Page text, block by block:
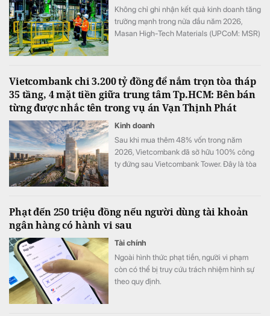
Không chỉ ghi nhận kết quả kinh doanh tăng
trưởng mạnh trong nửa đầu năm 2026,
Masan High-Tech Materials (UPCoM: MSR)
Vietcombank chi 3.200 tỷ đồng để nắm trọn tòa tháp
35 tầng, 4 mặt tiền giữa trung tâm Tp.HCM: Bên bán
từng được nhắc tên trong vụ án Vạn Thịnh Phát
Kinh doanh
Sau khi mua thêm 48% vốn trong năm
2026, Vietcombank đã sở hữu 100% công
ty đứng sau Vietcombank Tower. Đây là tòa
Phạt đến 250 triệu đồng nếu người dùng tài khoản
ngân hàng có hành vi sau
Tài chính
Ngoài hình thức phạt tiền, người vi phạm
còn có thể bị truy cứu trách nhiệm hình sự
theo quy định.